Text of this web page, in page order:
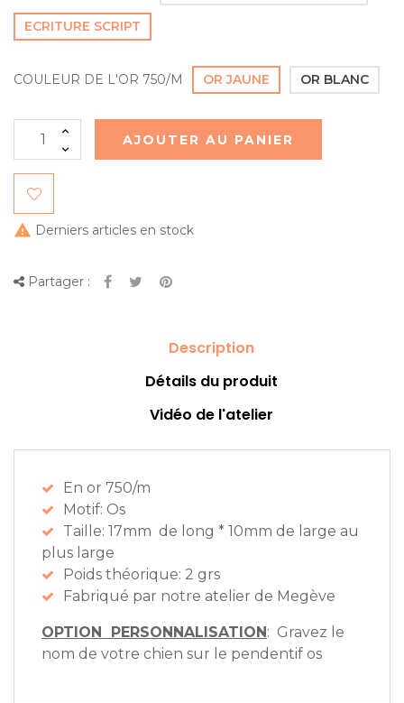
ECRITURE SCRIPT
COULEUR DE L'OR 750/M OR JAUNE OR BLANC
AJOUTER AU PANIER
 Derniers articles en stock
Partager :
Description
Détails du produit
Vidéo de l'atelier
En or 750/m
Motif: Os
Taille: 17mm de long * 10mm de large au
plus large
Poids théorique: 2 grs
Fabriqué par notre atelier de Megève
OPTION PERSONNALISATION : Gravez le
nom de votre chien sur le pendentif os